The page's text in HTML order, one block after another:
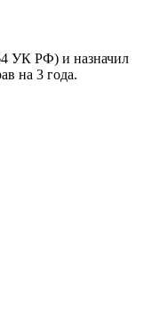
УК РФ) и назначил
на 3 года.